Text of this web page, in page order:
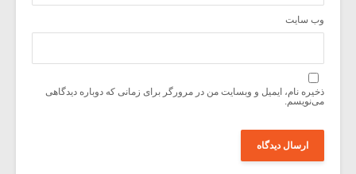
وب‌ سایت
ذخیره نام، ایمیل و وبسایت من در مرورگر برای زمانی که دوباره دیدگاهی
می‌نویسم.